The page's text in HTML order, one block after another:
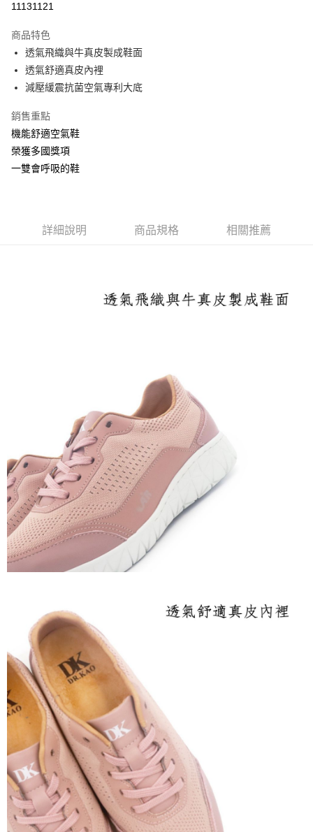
街口支付
悠遊付
ATM付款
付款後萊爾富取貨
每筆NT$100，滿NT$2,000(含以上)免運費
11131121
商品特色
透氣飛織與牛真皮製成鞋面
透氣舒適真皮內裡
減壓緩震抗菌空氣專利大底
銷售重點
機能舒適空氣鞋
榮獲多國獎項
一雙會呼吸的鞋
詳細說明 商品規格 相關推薦